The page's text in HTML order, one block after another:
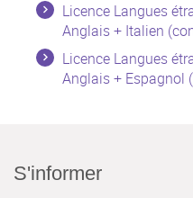
Licence Langues
Anglais + Italien
Licence Langues
Anglais + Espagnol
S'informer